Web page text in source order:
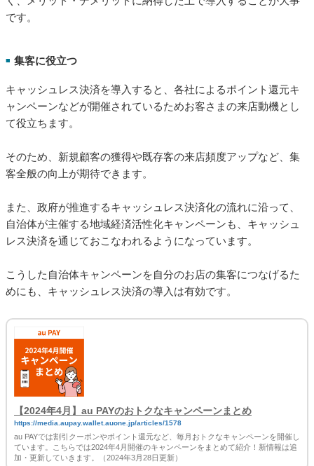
です。
■ 集客に役立つ
キャッシュレス決済を導入すると、各社によるポイント還元キ
ャンペーンなどが開催されているためお客さまの来店動機とし
て役立ちます。
そのため、新規顧客の獲得や既存客の来店頻度アップなど、集
客全般の向上が期待できます。
また、政府が推進するキャッシュレス決済化の流れに沿って、
自治体が主催する地域経済活性化キャンペーンも、キャッシュ
レス決済を通じておこなわれるようになっています。
こうした自治体キャンペーンを自分のお店の集客につなげるた
めにも、キャッシュレス決済の導入は有効です。
【2024年4月】au PAYのおトクなキャンペーンまとめ
https://media.aupay.wallet.auone.jp/articles/1578
au PAYでは割引クーポンやポイント還元など、毎月おトクなキャンペーンを開催し
ています。こちらでは2024年4月開催のキャンペーンをまとめて紹介！新情報は追
加・更新していきます。（2024年3月28日更新）